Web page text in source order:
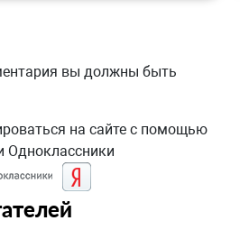
вы должны быть
на сайте с помощью
Одноклассники